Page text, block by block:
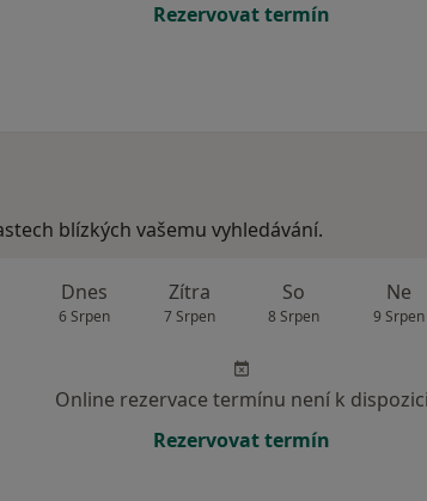
Rezervovat termín
blízkých vašemu vyhledávání.
Dnes
6 Srpen
Zítra
7 Srpen
So
8 Srpen
Ne
9 Srpen
Online rezervace termínu není k dispozici
Rezervovat termín